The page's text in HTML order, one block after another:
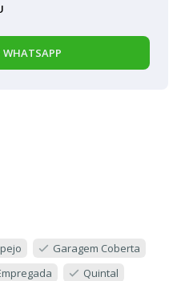
WHATSAPP
Garagem Coberta
Quintal